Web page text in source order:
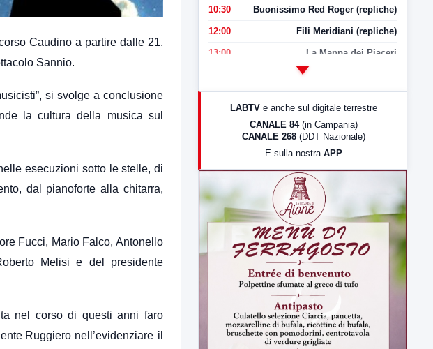
Caudino a partire dalle 21,
Sannio.
si svolge a conclusione
la cultura della musica sul
esecuzioni sotto le stelle, di
dal pianoforte alla chitarra,
Fucci, Mario Falco, Antonello
Melisi e del presidente
nel corso di questi anni faro
Ruggiero nell’evidenziare il
10:30 Buonissimo Red Roger (repliche)
12:00 Fili Meridiani (repliche)
13:00 La Mappa dei Piaceri
LabNews (Diretta)
LabNews (replica)
LABTV e anche sul digitale terrestre
CANALE 84 (in Campania)
CANALE 268 (DDT Nazionale)
E sulla nostra APP